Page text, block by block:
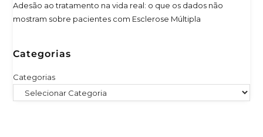
Adesão ao tratamento na vida real: o que os dados não
mostram sobre pacientes com Esclerose Múltipla
Categorias
Categorias